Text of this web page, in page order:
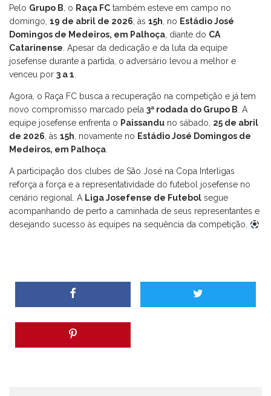
Pelo Grupo B, o Raça FC também esteve em campo no
domingo, 19 de abril de 2026, às 15h, no Estádio José
Domingos de Medeiros, em Palhoça, diante do CA
Catarinense. Apesar da dedicação e da luta da equipe
josefense durante a partida, o adversário levou a melhor e
venceu por 3 a 1.
Agora, o Raça FC busca a recuperação na competição e já tem
novo compromisso marcado pela 3ª rodada do Grupo B. A
equipe josefense enfrenta o Paissandu no sábado, 25 de abril
de 2026, às 15h, novamente no Estádio José Domingos de
Medeiros, em Palhoça.
A participação dos clubes de São José na Copa Interligas
reforça a força e a representatividade do futebol josefense no
cenário regional. A Liga Josefense de Futebol segue
acompanhando de perto a caminhada de seus representantes e
desejando sucesso às equipes na sequência da competição.